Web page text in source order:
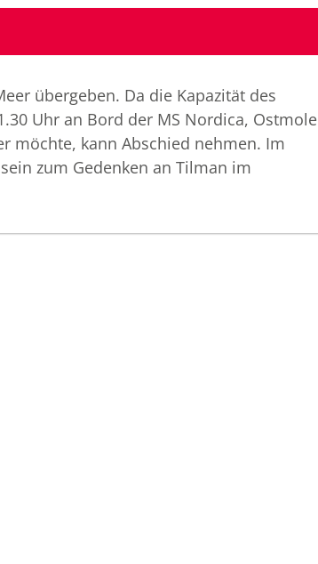
übergeben. Da die Kapazität des
Uhr an Bord der MS Nordica, Ostmole
möchte, kann Abschied nehmen. Im
zum Gedenken an Tilman im